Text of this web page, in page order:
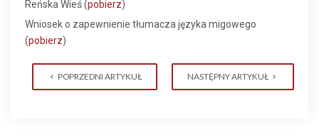
Reńska Wieś (pobierz)
Wniosek o zapewnienie tłumacza języka migowego
(pobierz)
POPRZEDNI ARTYKUŁ NASTĘPNY ARTYKUŁ